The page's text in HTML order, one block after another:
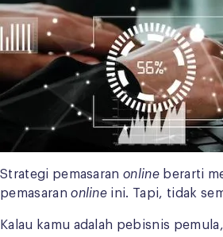
Strategi pemasaranonline berarti
pemasaranonline ini. Tapi, tidak
Kalau kamu adalah pebisnis